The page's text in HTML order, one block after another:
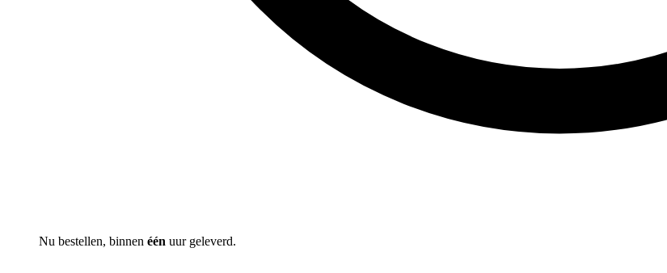
Nu bestellen, binnen één uur geleverd.